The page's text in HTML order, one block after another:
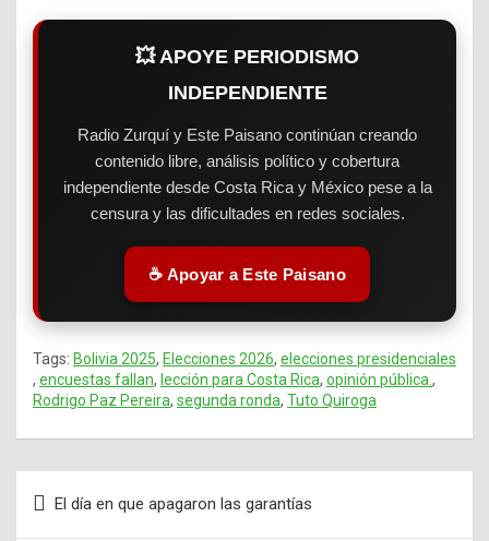
💥 APOYE PERIODISMO
INDEPENDIENTE
Radio Zurquí y Este Paisano continúan creando
contenido libre, análisis político y cobertura
independiente desde Costa Rica y México pese a la
censura y las dificultades en redes sociales.
☕ Apoyar a Este Paisano
Tags: Bolivia 2025, Elecciones 2026, elecciones presidenciales
, encuestas fallan, lección para Costa Rica, opinión pública. ,
Rodrigo Paz Pereira, segunda ronda, Tuto Quiroga
El día en que apagaron las garantías